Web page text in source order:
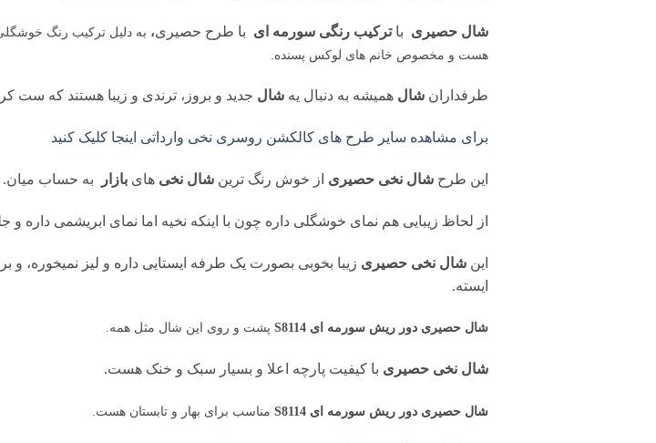
شال حصیری باترکیب رنگی سورمه ای با طرح حصیری، به دلیل ترکیب رنگ
هست و مخصوص خانم های لوکس پسنده.
طرفداران شال همیشه به دنبال یه شال جدید و بروز، ترندی و زیبا هستند که ست
برای مشاهده سایر طرح های کالکشن روسری نخی وارداتی اینجا کلیک کنید
این طرح شال نخی حصیری از خوش رنگ ترین شال نخی های بازار به حساب میان.
از لحاظ زیبایی هم نمای خوشگلی داره چون با اینکه نخیه اما نمای ابریشمی داره و
این شال نخی حصیری زیبا بخوبی بصورت یک طرفه ایستایی داره و لیز نمیخوره، و
ایسته.
شال حصیری دور ریش سورمه ای S8114 پشت و روی این شال مثل همه.
شال نخی حصیری با کیفیت پارچه اعلا و بسیار سبک و خنک هست.
شال حصیری دور ریش سورمه ای S8114 مناسب برای بهار و تابستان هست.